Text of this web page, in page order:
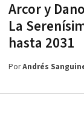
Arcor y
La
hasta 2031
PorAndrés